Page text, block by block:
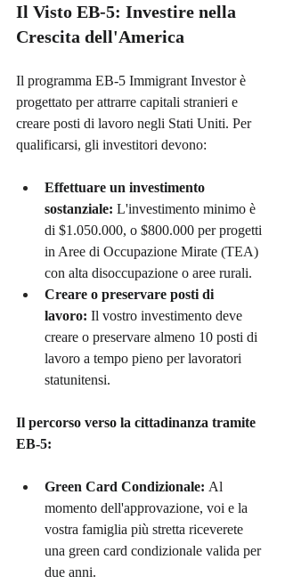
Il Visto EB-5: Investire nella
Crescita dell'America
Il programma EB-5 Immigrant Investor è
progettato per attrarre capitali stranieri e
creare posti di lavoro negli Stati Uniti. Per
qualificarsi, gli investitori devono:
Effettuare un investimento
sostanziale: L'investimento minimo è
di $1.050.000, o $800.000 per progetti
in Aree di Occupazione Mirate (TEA)
con alta disoccupazione o aree rurali.
Creare o preservare posti di
lavoro: Il vostro investimento deve
creare o preservare almeno 10 posti di
lavoro a tempo pieno per lavoratori
statunitensi.
Il percorso verso la cittadinanza tramite
EB-5:
Green Card Condizionale: Al
momento dell'approvazione, voi e la
vostra famiglia più stretta riceverete
una green card condizionale valida per
due anni.